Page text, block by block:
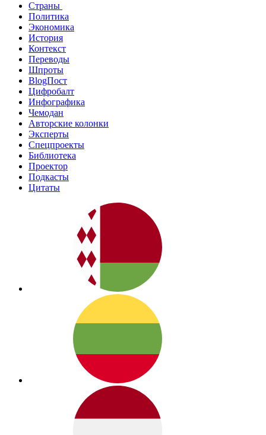
Страны
Политика
Экономика
История
Контекст
Переводы
Шпроты
BlogПост
Цифробалт
Инфографика
Чемодан
Авторские колонки
Эксперты
Спецпроекты
Библиотека
Проектор
Подкасты
Цитаты